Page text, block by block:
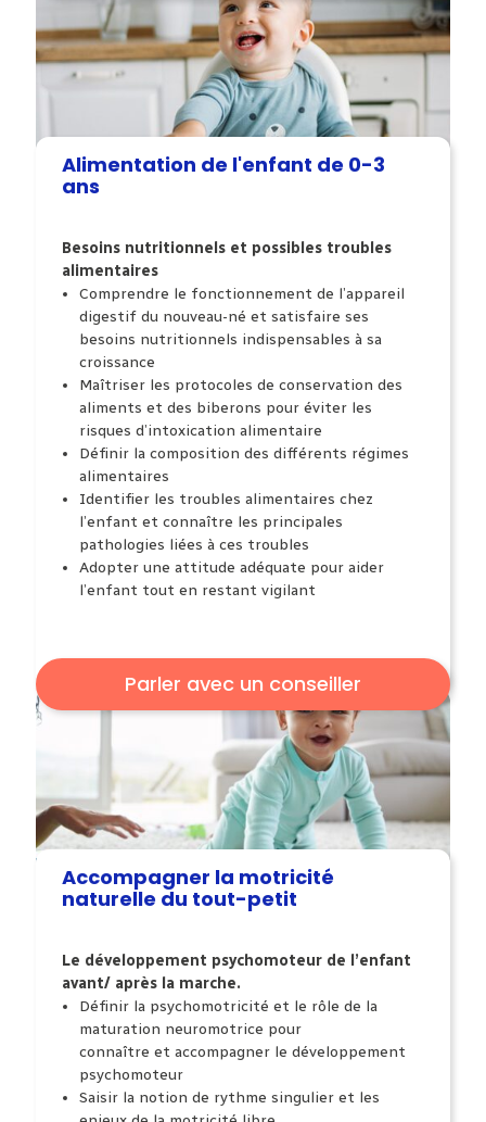
Alimentation de l'enfant de 0-3
ans
Besoins nutritionnels et possibles troubles
alimentaires
Comprendre le fonctionnement de l’appareil
digestif du nouveau-né et satisfaire ses
besoins nutritionnels indispensables à sa
croissance
Maîtriser les protocoles de conservation des
aliments et des biberons pour éviter les
risques d’intoxication alimentaire
Définir la composition des différents régimes
alimentaires
Identifier les troubles alimentaires chez
l’enfant et connaître les principales
pathologies liées à ces troubles
Adopter une attitude adéquate pour aider
l’enfant tout en restant vigilant
Parler avec un conseiller
Accompagner la motricité
naturelle du tout-petit
Le développement psychomoteur de l’enfant
avant/ après la marche.
Définir la psychomotricité et le rôle de la
maturation neuromotrice pour
connaître et accompagner le développement
psychomoteur
Saisir la notion de rythme singulier et les